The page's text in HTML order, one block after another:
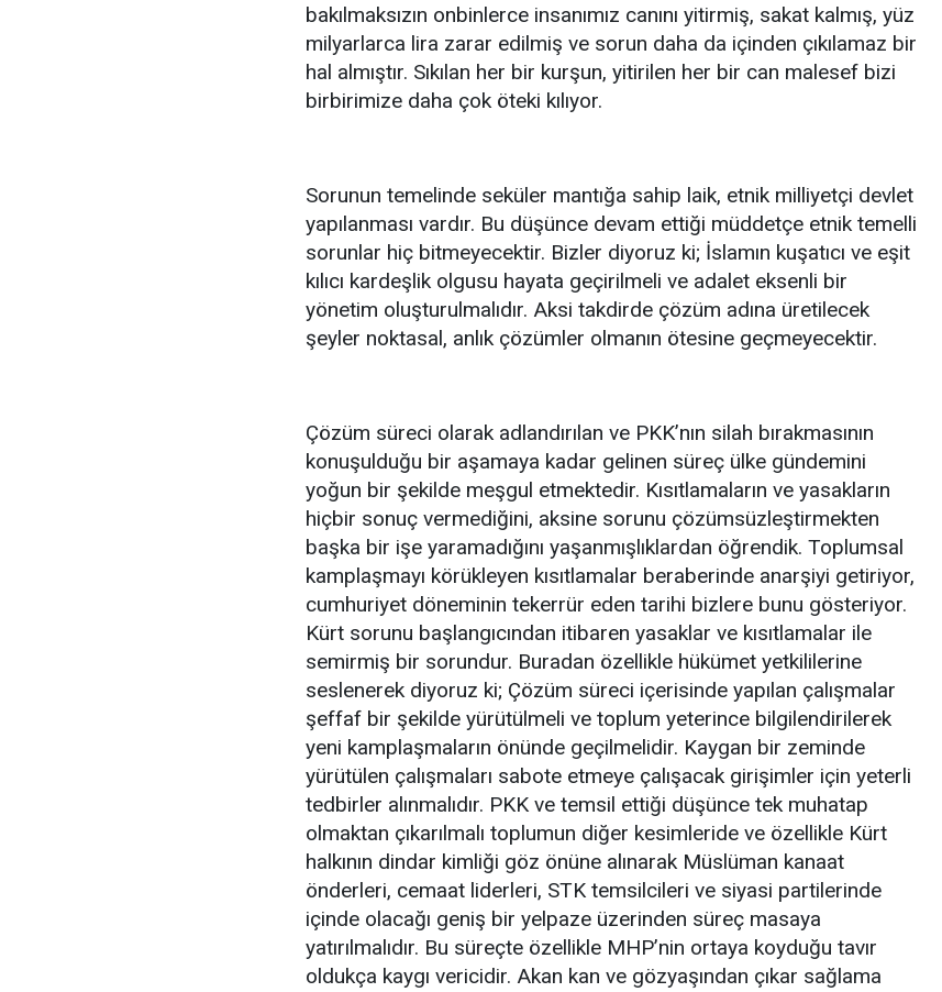
bakılmaksızın onbinlerce insanımız canını yitirmiş, sakat kalmış, yüz
milyarlarca lira zarar edilmiş ve sorun daha da içinden çıkılamaz bir
hal almıştır. Sıkılan her bir kurşun, yitirilen her bir can malesef bizi
birbirimize daha çok öteki kılıyor.
Sorunun temelinde seküler mantığa sahip laik, etnik milliyetçi devlet
yapılanması vardır. Bu düşünce devam ettiği müddetçe etnik temelli
sorunlar hiç bitmeyecektir. Bizler diyoruz ki; İslamın kuşatıcı ve eşit
kılıcı kardeşlik olgusu hayata geçirilmeli ve adalet eksenli bir
yönetim oluşturulmalıdır. Aksi takdirde çözüm adına üretilecek
şeyler noktasal, anlık çözümler olmanın ötesine geçmeyecektir.
Çözüm süreci olarak adlandırılan ve PKK’nın silah bırakmasının
konuşulduğu bir aşamaya kadar gelinen süreç ülke gündemini
yoğun bir şekilde meşgul etmektedir. Kısıtlamaların ve yasakların
hiçbir sonuç vermediğini, aksine sorunu çözümsüzleştirmekten
başka bir işe yaramadığını yaşanmışlıklardan öğrendik. Toplumsal
kamplaşmayı körükleyen kısıtlamalar beraberinde anarşiyi getiriyor,
cumhuriyet döneminin tekerrür eden tarihi bizlere bunu gösteriyor.
Kürt sorunu başlangıcından itibaren yasaklar ve kısıtlamalar ile
semirmiş bir sorundur. Buradan özellikle hükümet yetkililerine
seslenerek diyoruz ki; Çözüm süreci içerisinde yapılan çalışmalar
şeffaf bir şekilde yürütülmeli ve toplum yeterince bilgilendirilerek
yeni kamplaşmaların önünde geçilmelidir. Kaygan bir zeminde
yürütülen çalışmaları sabote etmeye çalışacak girişimler için yeterli
tedbirler alınmalıdır. PKK ve temsil ettiği düşünce tek muhatap
olmaktan çıkarılmalı toplumun diğer kesimleride ve özellikle Kürt
halkının dindar kimliği göz önüne alınarak Müslüman kanaat
önderleri, cemaat liderleri, STK temsilcileri ve siyasi partilerinde
içinde olacağı geniş bir yelpaze üzerinden süreç masaya
yatırılmalıdır. Bu süreçte özellikle MHP’nin ortaya koyduğu tavır
oldukça kaygı vericidir. Akan kan ve gözyaşından çıkar sağlama